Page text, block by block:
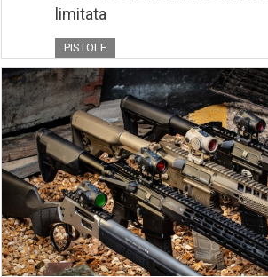
limitata
PISTOLE